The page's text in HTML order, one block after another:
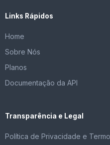
Links Rápidos
Home
Sobre Nós
Planos
Documentação da API
Transparência e Legal
Política de Privacidade e